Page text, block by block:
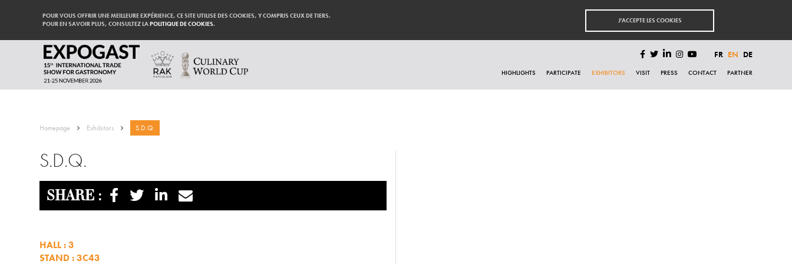
POUR VOUS OFFRIR UNE MEILLEURE EXPÉRIENCE, CE SITE UTILISE DES COOKIES, Y COMPRIS CEUX DE TIERS.
POUR EN SAVOIR PLUS, CONSULTEZ LAPOLITIQUE DE COOKIES. J'ACCEPTE LES COOKIES
FR EN DE
HIGHLIGHTS PARTICIPATE EXHIBITORS VISIT PRESS CONTACT PARTNER
Homepage Exhibitors S.D.Q.
S.D.Q.
SHARE :
HALL : 3
STAND : 3C43